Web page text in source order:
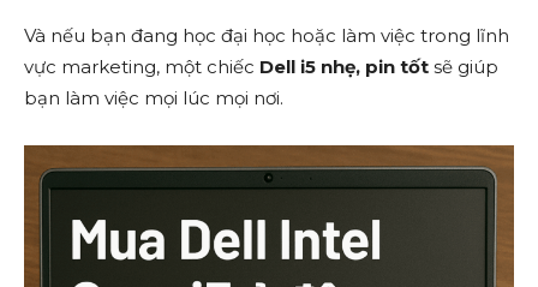
Và nếu bạn đang học đại học hoặc làm việc trong lĩnh
vực marketing, một chiếc Dell i5 nhẹ, pin tốt sẽ giúp
bạn làm việc mọi lúc mọi nơi.